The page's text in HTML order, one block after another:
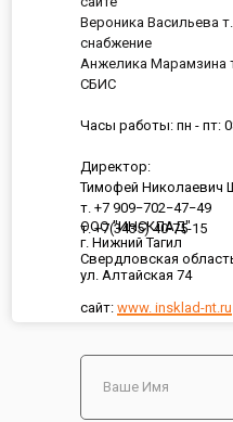
ООО "ИНСКЛАД"
г. Нижний Тагил
Свердловская
ул. Алтайская 74
сайт: www. insklad-nt.ru
Вероника Васильева
снабжение
Анжелика Марамзина
СБИС
Часы работы: пн - пт:
Директор:
Тимофей Николаевич
т. +7 909−702−47−49
т. +7(3435) 40-75-15